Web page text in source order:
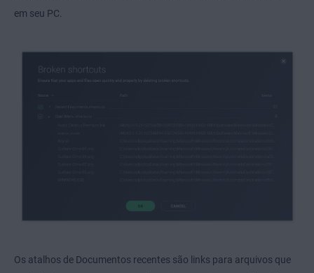
em seu PC.
Os atalhos de Documentos recentes são links para arquivos que